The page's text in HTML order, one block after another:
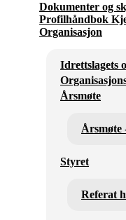
Dokumenter og
Profilhåndbok
Organisasjon
Idrettslagets
Årsmøte
Årsmøte
Styret
Referat